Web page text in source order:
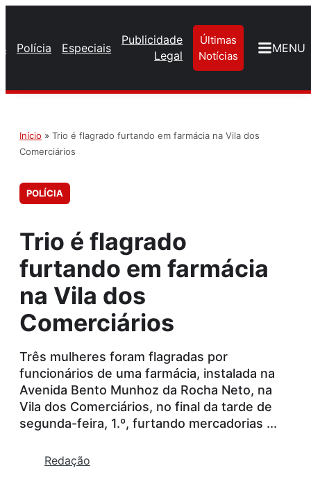
Polícia Especiais
Publicidade
Legal
Últimas
Notícias
MENU
Início » Trio é flagrado furtando em farmácia na Vila dos
Comerciários
POLÍCIA
Trio é flagrado
furtando em farmácia
na Vila dos
Comerciários
Três mulheres foram flagradas por
funcionários de uma farmácia, instalada na
Avenida Bento Munhoz da Rocha Neto, na
Vila dos Comerciários, no final da tarde de
segunda-feira, 1.º, furtando mercadorias ...
Redação